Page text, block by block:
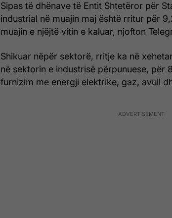
Sipas të dhënave të Entit Shtetëror për
industrial në muajin maj është rritur për
muajin e njëjtë vitin e kaluar, njofton
Shikuar nëpër sektorë, rritje ka në
në sektorin e industrisë përpunuese, për
furnizim me energji elektrike, gaz, avull